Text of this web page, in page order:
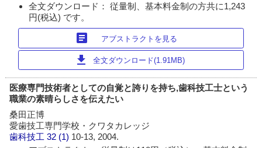
全文ダウンロード： 従量制、基本料金制の方共に1,243
円(税込) です。
article アブストラクトを見る
download 全文ダウンロード(1.91MB)
医療専門技術者としての自覚と誇りを持ち,歯科技工士という
職業の素晴らしさを伝えたい
桑田正博
愛歯技工専門学校・クワタカレッジ
歯科技工 32 (1) 10-13, 2004.